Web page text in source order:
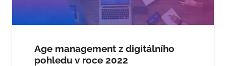
Age management z digitálního
pohledu v roce 2022